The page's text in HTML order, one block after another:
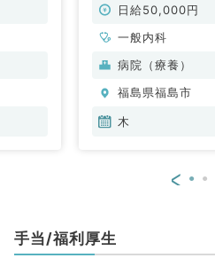
日給50,000円
一般内科
病院（療養）
福島県福島市
木
<
手当/福利厚生